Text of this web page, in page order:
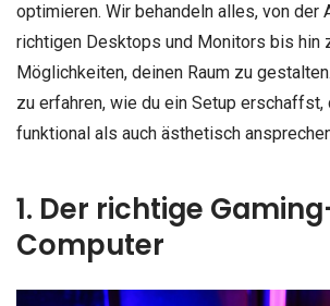
optimieren. Wir behandeln alles, von der
richtigen Desktops und Monitors bis hin
Möglichkeiten, deinen Raum zu
zu erfahren, wie du ein Setup
funktional als auch ästhetisch
1. Der richtige
Computer